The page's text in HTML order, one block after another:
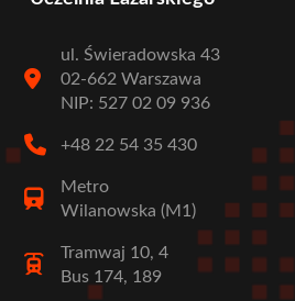
ul. Świeradowska 43
02-662 Warszawa
NIP: 527 02 09 936
+48 22 54 35 430
Metro
Wilanowska (M1)
Tramwaj 10, 4
Bus 174, 189